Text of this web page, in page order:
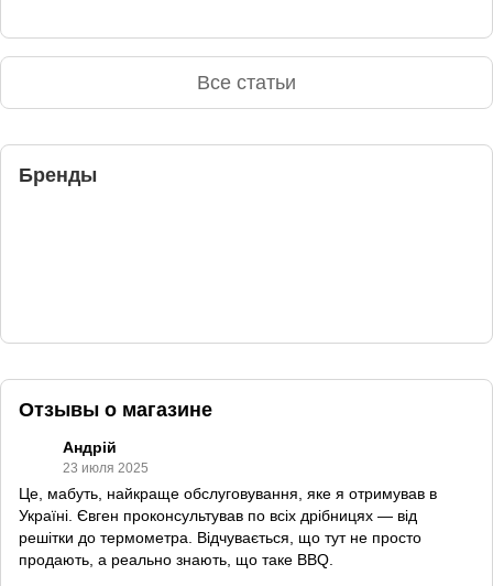
Все статьи
Бренды
Отзывы о магазине
Андрій
23 июля 2025
Це, мабуть, найкраще обслуговування, яке я отримував в
Україні. Євген проконсультував по всіх дрібницях — від
решітки до термометра. Відчувається, що тут не просто
продають, а реально знають, що таке BBQ.